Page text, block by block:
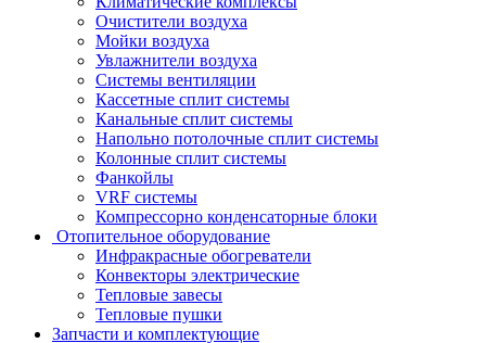
Очистители воздуха
Мойки воздуха
Увлажнители воздуха
Системы вентиляции
Кассетные сплит системы
Канальные сплит системы
Напольно потолочные сплит системы
Колонные сплит системы
Фанкойлы
VRF системы
Компрессорно конденсаторные блоки
Отопительное оборудование
Инфракрасные обогреватели
Конвекторы электрические
Тепловые завесы
Тепловые пушки
Запчасти и комплектующие